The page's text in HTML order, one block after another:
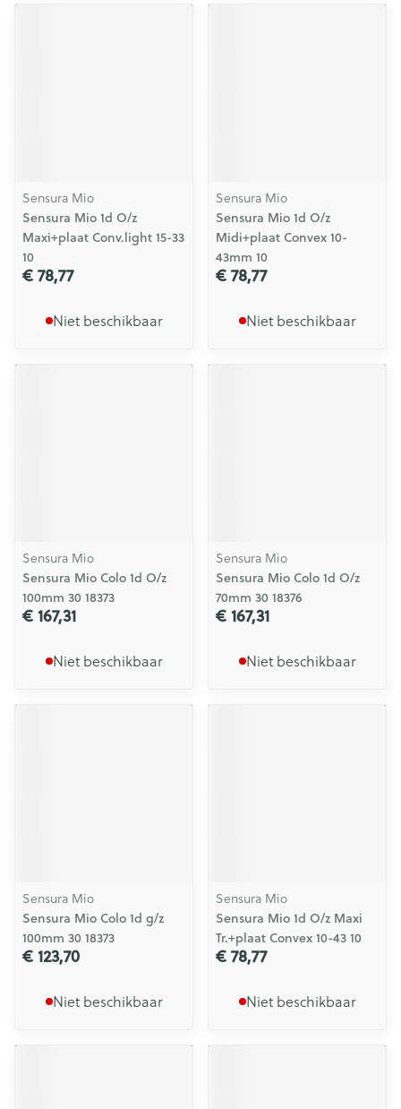
Sensura Mio
Sensura Mio 1d O/z
Maxi+plaat Conv.light 15-33
10
€ 78,77
Niet beschikbaar
Sensura Mio
Sensura Mio 1d O/z
Midi+plaat Convex 10-
43mm 10
€ 78,77
Niet beschikbaar
Sensura Mio
Sensura Mio Colo 1d O/z
100mm 30 18373
€ 167,31
Niet beschikbaar
Sensura Mio
Sensura Mio Colo 1d O/z
70mm 30 18376
€ 167,31
Niet beschikbaar
Sensura Mio
Sensura Mio Colo 1d g/z
100mm 30 18373
€ 123,70
Niet beschikbaar
Sensura Mio
Sensura Mio 1d O/z Maxi
Tr.+plaat Convex 10-43 10
€ 78,77
Niet beschikbaar